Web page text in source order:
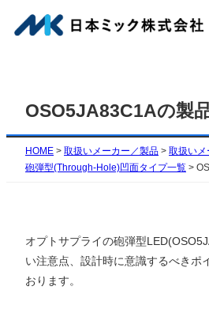
容
プ
OSO5JA83C1Aの製
HOME > 取扱いメーカー／製品 > 取扱いメ
砲弾型(Through-Hole)凹面タイプ一覧 >
オプトサプライの砲弾型
い注意点、設計時に意識するべきポ
おります。